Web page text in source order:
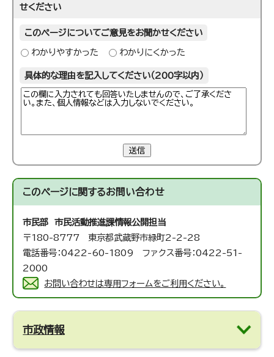
せください
このページについてご意見をお聞かせください
わかりやすかった わかりにくかった
具体的な理由を記入してください（200字以内）
送信
このページに関するお問い合わせ
市民部 市民活動推進課情報公開担当
〒180-8777 東京都武蔵野市緑町2-2-28
電話番号：0422-60-1809 ファクス番号：0422-51-
2000
お問い合わせは専用フォームをご利用ください。
市政情報